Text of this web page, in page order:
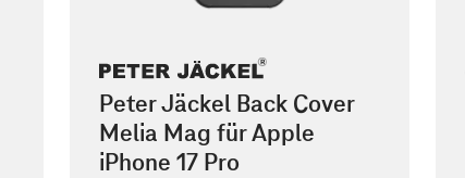
Peter Jäckel Back Cover
Melia Mag für Apple
iPhone 17 Pro